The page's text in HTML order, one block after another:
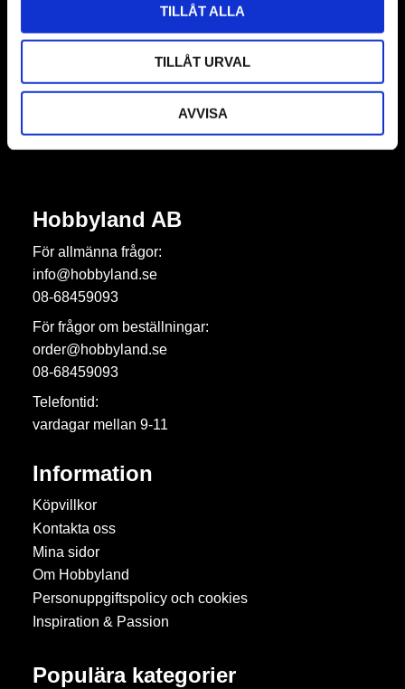
TILLÅT ALLA
TILLÅT URVAL
AVVISA
Nyhetsbrev
Prenumerera
Hobbyland AB
För allmänna frågor:
info@hobbyland.se
08-68459093
För frågor om beställningar:
order@hobbyland.se
08-68459093
Telefontid:
vardagar mellan 9-11
Information
Köpvillkor
Kontakta oss
Mina sidor
Om Hobbyland
Personuppgiftspolicy och cookies
Inspiration & Passion
Populära kategorier